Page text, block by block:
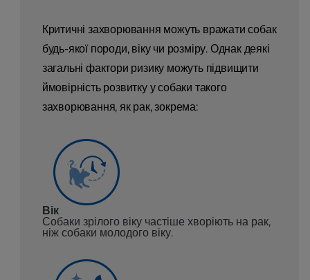
Критичні захворювання можуть вражати собак
будь-якої породи, віку чи розміру. Однак деякі
загальні фактори ризику можуть підвищити
ймовірність розвитку у собаки такого
захворювання, як рак, зокрема:
Вік
Собаки зрілого віку частіше хворіють на рак,
ніж собаки молодого віку.